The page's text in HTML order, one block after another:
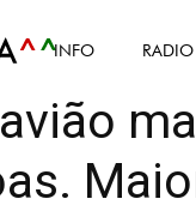
INFO RADIO